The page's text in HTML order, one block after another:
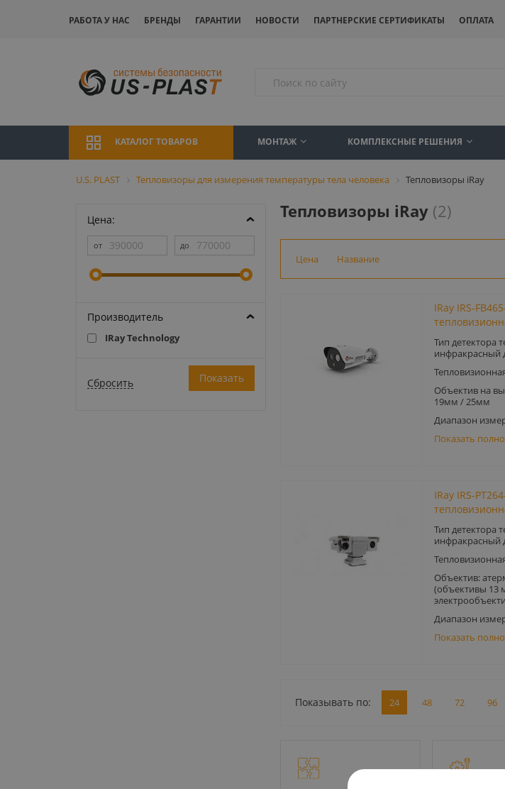
РАБОТА У НАС БРЕНДЫ ГАРАНТИИ НОВОСТИ ПАРТНЕРСКИЕ СЕРТИФИКАТЫ ОПЛАТА
КАТАЛОГ ТОВАРОВ МОНТАЖ КОМПЛЕКСНЫЕ РЕШЕНИЯ
U.S. PLAST Тепловизоры для измерения температуры тела человека Тепловизоры iRay
Цена:
Производитель
IRay Technology
Тепловизоры iRay (2)
Цена Название
IRay IRS-
Тип детектора
инфракрасный
Объектив на
19мм / 25мм
Диапазон
Показать
IRay IRS-
Тип детектора
инфракрасный
Объектив:
(объективы 13
Диапазон
Показать
Показывать по: 24 48 72 96